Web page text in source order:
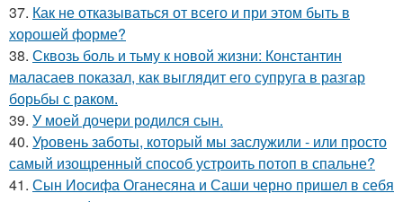
37. Как не отказываться от всего и при этом быть в
хорошей форме?
38. Сквозь боль и тьму к новой жизни: Константин
маласаев показал, как выглядит его супруга в разгар
борьбы с раком.
39. У моей дочери родился сын.
40. Уровень заботы, который мы заслужили - или просто
самый изощренный способ устроить потоп в спальне?
41. Сын Иосифа Оганесяна и Саши черно пришел в себя